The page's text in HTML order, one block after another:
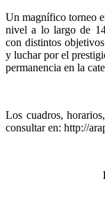
Un magnífico torneo
nivel a lo largo de
con distintos
y luchar por el
permanencia en la
Los cuadros,
consultar en: http://